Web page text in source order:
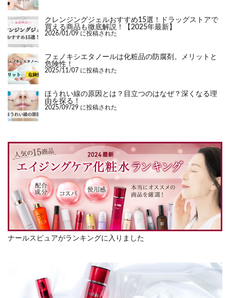
クレンジングジェルおすすめ15選！ドラッグストアで
買える商品も徹底解説！【2025年最新】
2026/01/09 に投稿された
フェノキシエタノールは化粧品の防腐剤。メリットと
危険性！
2025/11/07 に投稿された
ほうれい線の原因とは？目立つのはなぜ？深くなる理
由を探る！
2025/09/29 に投稿された
ナールスピュアがランキングに入りました